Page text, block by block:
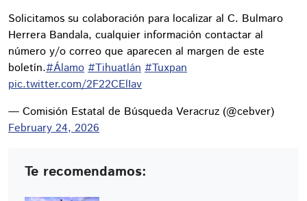
Solicitamos su colaboración para localizar al C. Bulmaro
Herrera Bandala, cualquier información contactar al
número y/o correo que aparecen al margen de este
boletín.#Álamo #Tihuatlán #Tuxpan
pic.twitter.com/2F22CElIav
— Comisión Estatal de Búsqueda Veracruz (@cebver)
February 24, 2026
Te recomendamos: